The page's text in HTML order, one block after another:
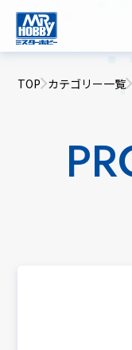
TOP カテゴリー一覧